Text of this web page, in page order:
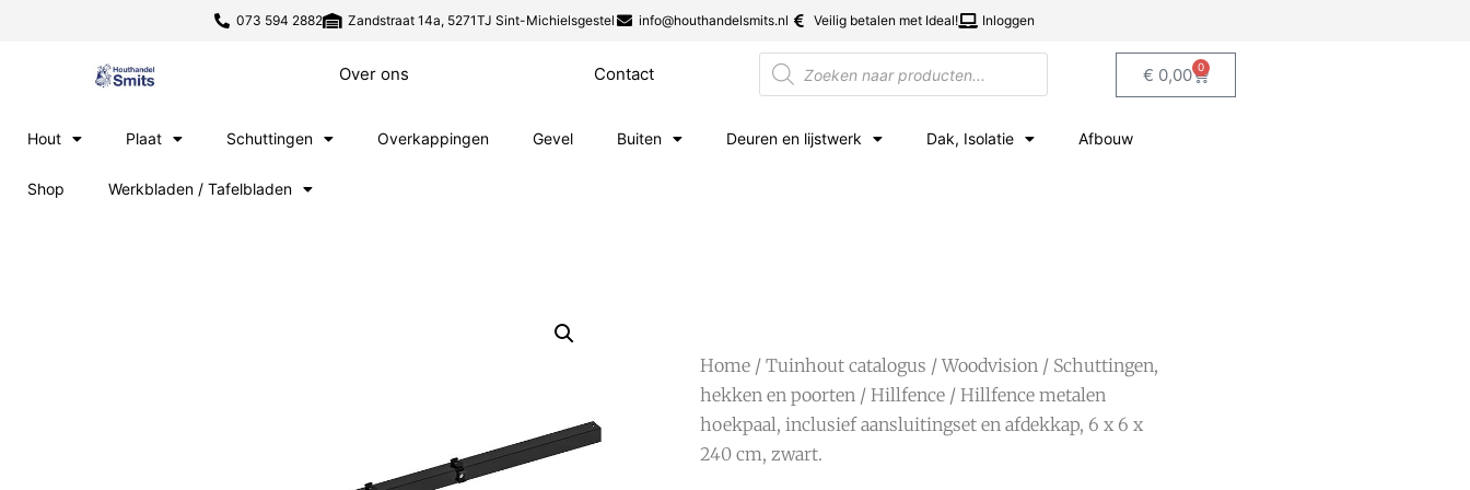
073 594 2882 Zandstraat 14a, 5271TJ Sint-Michielsgestel info@houthandelsmits.nl Veilig betalen met Ideal! Inloggen
Over ons Contact € 0,00 0
Hout Plaat Schuttingen Overkappingen Gevel Buiten Deuren en lijstwerk Dak, Isolatie Afbouw
Shop Werkbladen / Tafelbladen
Home / Tuinhout catalogus /Woodvision / Schuttingen,
hekken en poorten / Hillfence / Hillfence metalen
hoekpaal, inclusief aansluitingset en afdekkap, 6 x 6 x
240 cm, zwart.